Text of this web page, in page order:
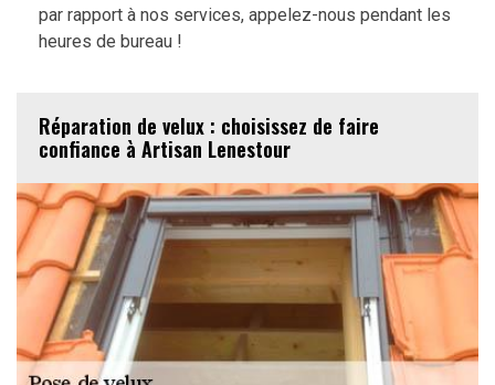
par rapport à nos services, appelez-nous pendant les
heures de bureau !
Réparation de velux : choisissez de faire
confiance à Artisan Lenestour